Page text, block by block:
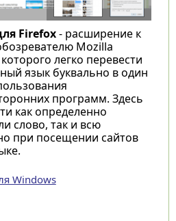
Firefox- расширение к
Mozilla
легко перевести
язык буквально в один
программ. Здесь
как определенно
слово, так и всю
при посещении сайтов
Windows